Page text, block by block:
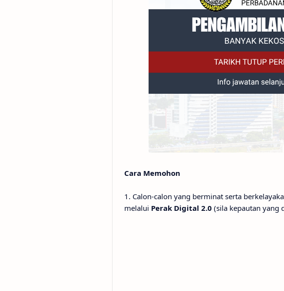
Cara Memohon
1. Calon-calon yang berminat serta
melalui Perak Digital 2.0 (sila kepautan yang